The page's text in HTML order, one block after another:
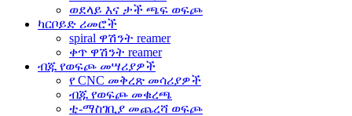
ወደላይ እና ታች ጫፍ ወፍጮ
ካርቦይድ ሪመሮች
spiral ዋሽንት reamer
ቀጥ ዋሽንት reamer
ብጁ የወፍጮ መሣሪያዎች
የ CNC መቅረጽ መሳሪያዎች
ብጁ የወፍጮ መቁረጫ
ቲ-ማስገቢያ መጨረሻ ወፍጮ